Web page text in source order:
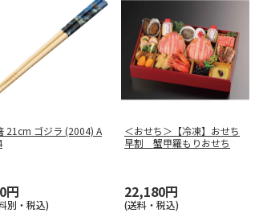
21cm ゴジラ (2004) A
円
別・税込)
＜おせち＞【冷凍】おせち
早割 蟹甲羅もりおせち
22,180円
(送料・税込)